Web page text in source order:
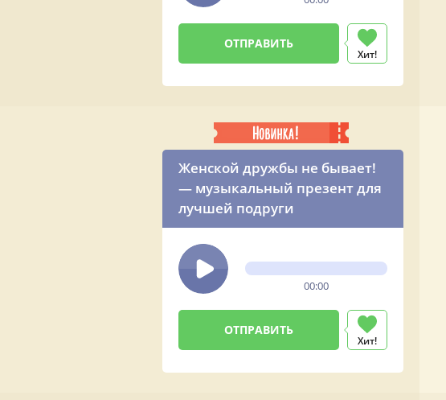
Хит!
Женской дружбы не бывает!
— музыкальный презент для
лучшей подруги
00:00
Хит!